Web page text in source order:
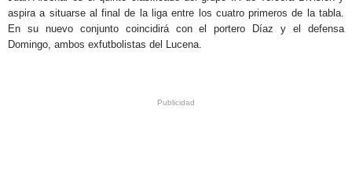
aspira a situarse al final de la liga entre los cuatro primeros de la tabla.
En su nuevo conjunto coincidirá con el portero Díaz y el defensa
Domingo, ambos exfutbolistas del Lucena.